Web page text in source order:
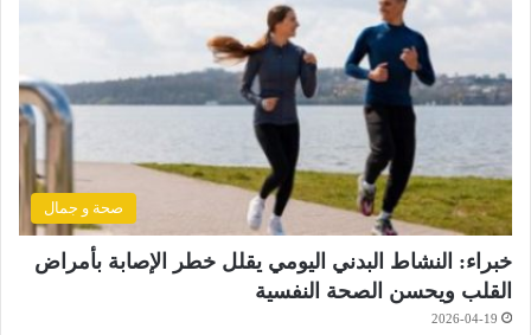
صحة و جمال
خبراء: النشاط البدني اليومي يقلل خطر الإصابة بأمراض
القلب ويحسن الصحة النفسية
2026-04-19